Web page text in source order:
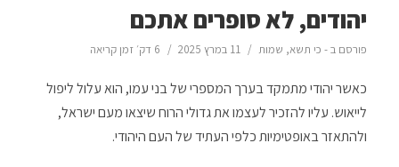
יהודים, לא סופרים אתכם
פורסם ב - כי תשא, שמות 11 במרץ 2025 6 דק׳ זמן קריאה
כאשר יהודי מתמקד בערך המספרי של בני עמו, הוא עלול ליפול
לייאוש. עליו להזכיר לעצמו את גדולי הרוח שיצאו מעם ישראל,
ולהתאזר באופטימיות כלפי העתיד של העם היהודי.